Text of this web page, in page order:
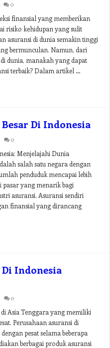
0
finansial yang memberikan
risiko kehidupan yang sulit
asuransi di dunia semakin tinggi
bermunculan. Namun, dari
dunia, manakah yang dapat
terbaik? Dalam artikel …
Di Indonesia
0
Menjelajahi Dunia
salah satu negara dengan
penduduk mencapai lebih
pasar yang menarik bagi
asuransi. Asuransi sendiri
finansial yang dirancang
Indonesia
0
Asia Tenggara yang memiliki
Perusahaan asuransi di
pesat selama beberapa
berbagai produk asuransi